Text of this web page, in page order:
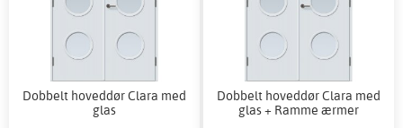
Dobbelt hoveddør Clara med
glas
Dobbelt hoveddør Clara med
glas + Ramme ærmer